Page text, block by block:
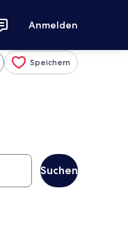
Anmelden
Speichern
Suchen